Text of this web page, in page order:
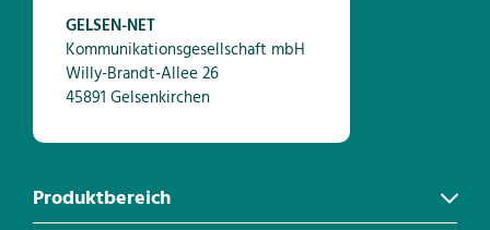
GELSEN-NET
Kommunikationsgesellschaft mbH
Willy-Brandt-Allee 26
45891 Gelsenkirchen
Produktbereich